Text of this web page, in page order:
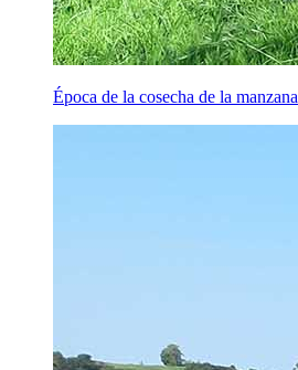
Época de la cosecha de la manzana